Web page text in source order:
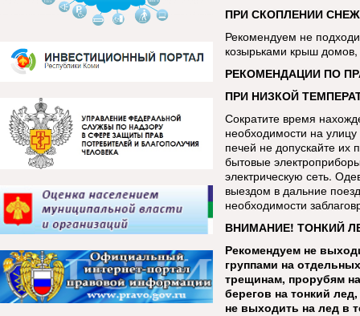
ПРИ СКОПЛЕНИИ
Рекомендуем не
козырьками крыш домов,
РЕКОМЕНДАЦИИ ПО
ПРИ НИЗКОЙ
Сократите время
необходимости на
печей не допускайте их
бытовые
электрическую сеть.
выездом в дальние
необходимости
ВНИМАНИЕ! ТОНКИЙ
Рекомендуем не
группами на
трещинам, прорубям
берегов на тонкий
не выходить на лед в